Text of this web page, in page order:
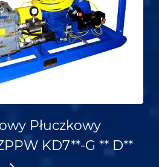
Płuczkowy
KD7**-G ** D**